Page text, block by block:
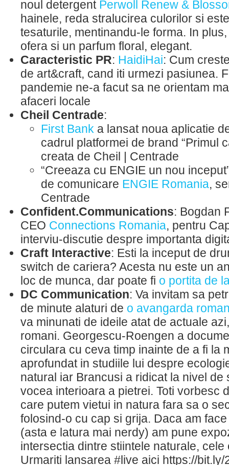
noul detergent Perwoll Renew &
hainele, reda stralucirea culorilor si
tesaturile, mentinandu-le forma. In
ofera si un parfum floral, elegant.
Caracteristic PR: HaidiHai: Cum
de art&craft, cand iti urmezi pasiunea.
pandemie ne-a facut sa ne orientam
afaceri locale
Cheil Centrade:
First Bank a lansat noua aplicatie
cadrul platformei de brand “Primul
creata de Cheil | Centrade
“Creeaza cu ENGIE un nou
de comunicare ENGIE Romania,
Centrade
Confident.Communications: Bogdan
CEO Connections Romania, pentru
interviu-discutie despre importanta
Craft Interactive: Esti la inceput de
switch de cariera? Acesta nu este un
loc de munca, dar poate fi o portita de
DC Communication: Va invitam sa
de minute alaturi de o avangarda
va minunati de ideile atat de actuale
romani. Georgescu-Roengen a
circulara cu ceva timp inainte de a fi la
aprofundat in studiile lui despre
natural iar Brancusi a ridicat la nivel de
vocea interioara a pietrei. Toti vorbesc
care putem vietui in natura fara sa o
folosind-o cu cap si grija. Daca am
(asta e latura mai nerdy) am pune
intersectia dintre stiintele naturale,
Urmariti lansarea #live aici https://bit.ly/